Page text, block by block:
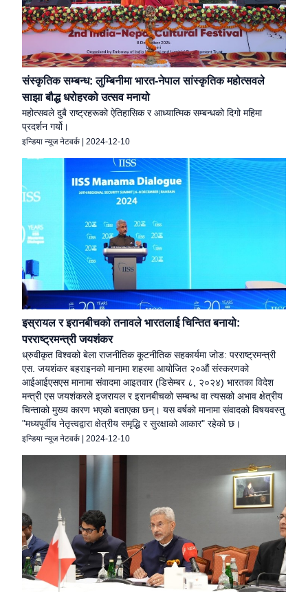
संस्कृतिक सम्बन्ध: लुम्बिनीमा भारत-नेपाल सांस्कृतिक महोत्सवले
साझा बौद्ध धरोहरको उत्सव मनायो
महोत्सवले दुबै राष्ट्रहरूको ऐतिहासिक र आध्यात्मिक सम्बन्धको दिगो महिमा
प्रदर्शन गर्यो।
इन्डिया न्यूज नेटवर्क 2024-12-10
इस्रायल र इरानबीचको तनावले भारतलाई चिन्तित बनायो:
परराष्ट्रमन्त्री जयशंकर
ध्रुवीकृत विश्वको बेला राजनीतिक कूटनीतिक सहकार्यमा जोड: परराष्ट्रमन्त्री
एस. जयशंकर बहराइनको मानामा शहरमा आयोजित २०औं संस्करणको
आईआईएसएस मानामा संवादमा आइतवार (डिसेम्बर ८, २०२४) भारतका विदेश
मन्त्री एस जयशंकरले इजरायल र इरानबीचको सम्बन्ध वा त्यसको अभाव क्षेत्रीय
चिन्ताको मुख्य कारण भएको बताएका छन्। यस वर्षको मानामा संवादको विषयवस्तु
"मध्यपूर्वीय नेतृत्त्वद्वारा क्षेत्रीय समृद्धि र सुरक्षाको आकार" रहेको छ।
इन्डिया न्यूज नेटवर्क | 2024-12-10